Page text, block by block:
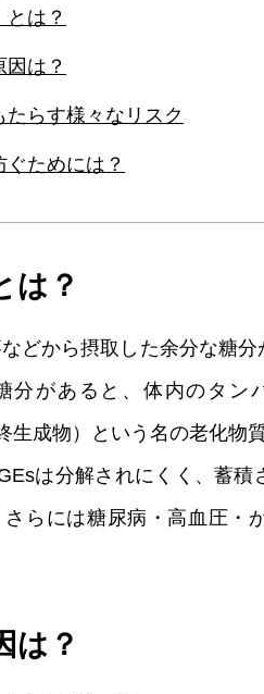
とは？
は？
たらす様々なリスク
ぐためには？
は？
どから摂取した余分な糖
分があると、体内のタン
生成物）という名の老化物
は分解されにくく、蓄
らには糖尿病・高血圧・
は？